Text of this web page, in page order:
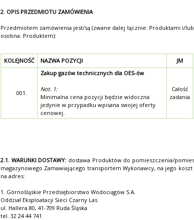
2. OPIS PRZEDMIOTU ZAMÓWIENIA
Przedmiotem zamówienia jest/są (zwane dalej łącznie: Produktami i/
osobna: Produktem):
KOLEJNOŚĆ NAZWA POZYCJI JM
001.
Zakup gazów technicznych dla OES-ów
Not. 1:
Minimalna cena pozycji będzie widoczna
jedynie w przypadku wpisana swojej oferty
cenowej.
Całość
zadania
2.1. WARUNKI DOSTAWY: dostawa Produktów do pomieszczenia/
magazynowego Zamawiającego transportem Wykonawcy, na jego
na adres:
1. Górnośląskie Przedsiębiorstwo Wodociągów S.A.
Oddział Eksploatacji Sieci Czarny Las
ul. Hallera 80, 41-709 Ruda Śląska
tel. 32 24 44 741